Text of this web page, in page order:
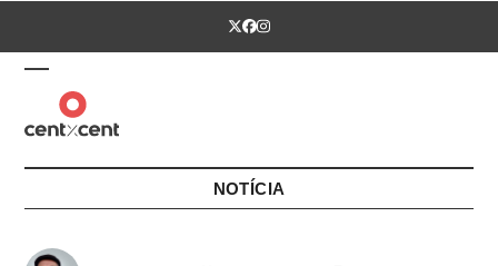
Twitter
Facebook
Instagram
Open
mobile
menu
Close
mobile
menu
NOTÍCIA